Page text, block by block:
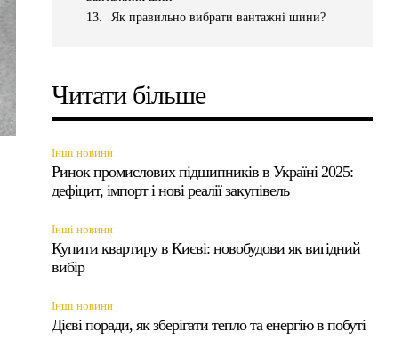
Як правильно вибрати вантажні шини?
Читати більше
Інші новини
Ринок промислових підшипників в Україні 2025:
дефіцит, імпорт і нові реалії закупівель
Інші новини
Купити квартиру в Києві: новобудови як вигідний
вибір
Інші новини
Дієві поради, як зберігати тепло та енергію в побуті